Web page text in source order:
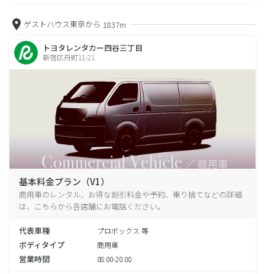
ゲストハウス東京から 1837m
トヨタレンタカー四谷三丁目
新宿区舟町11-21
基本料金プラン（V1）
商用車のレンタル、お得な割引料金や予約、乗り捨てなどの詳細
は、こちらから各店舗にお電話ください。
代表車種 プロボックス 等
ボディタイプ 商用車
営業時間 08:00-20:00